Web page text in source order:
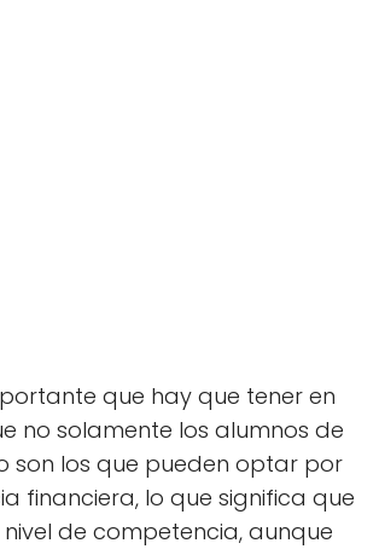
que hay que tener en
no solamente los alumnos de
son los que pueden optar por
financiera, lo que significa que
de competencia, aunque